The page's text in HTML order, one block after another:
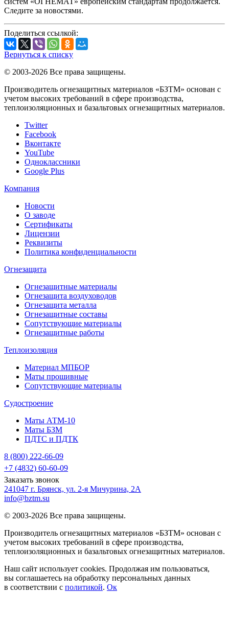
Следите за новостями.
Поделиться ссылкой:
Вернуться к списку
© 2003-2026 Все права защищены.
Производитель огнезащитных материалов «БЗТМ» основан с
учетом высоких требований в сфере производства,
теплоизоляционных и базальтовых огнезащитных материалов.
Twitter
Facebook
Вконтакте
YouTube
Одноклассники
Google Plus
Компания
Новости
О заводе
Сертификаты
Лицензии
Реквизиты
Политика конфиденциальности
Огнезащита
Огнезащитные материалы
Огнезащита воздуховодов
Огнезащита металлa
Огнезащитные составы
Сопутствующие материалы
Огнезащитные работы
Теплоизоляция
Материал МПБОР
Маты прошивные
Сопутствующие материалы
Судостроение
Маты АТМ-10
Маты БЗМ
ПДТС и ПДТК
8 (800) 222-66-09
+7 (4832) 60-60-09
Заказать звонок
241047 г. Брянск, ул. 2-я Мичурина, 2А
info@bztm.su
© 2003-2026 Все права защищены.
Производитель огнезащитных материалов «БЗТМ» основан с
учетом высоких требований в сфере производства,
теплоизоляционных и базальтовых огнезащитных материалов.
Наш сайт использует cookies. Продолжая им пользоваться,
вы соглашаетесь на обработку персональных данных
в соответствии с политикой. Ок